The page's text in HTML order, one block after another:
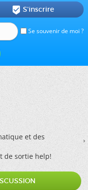
Se souvenir de moi ?
 S'inscrire
et des
de sortie help!